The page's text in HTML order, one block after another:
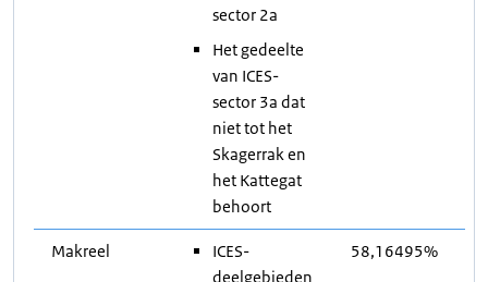
sector 2a
Het gedeelte
van ICES-
sector 3a dat
niet tot het
Skagerrak en
het Kattegat
behoort
Makreel
ICES-
deelgebieden
58,16495%